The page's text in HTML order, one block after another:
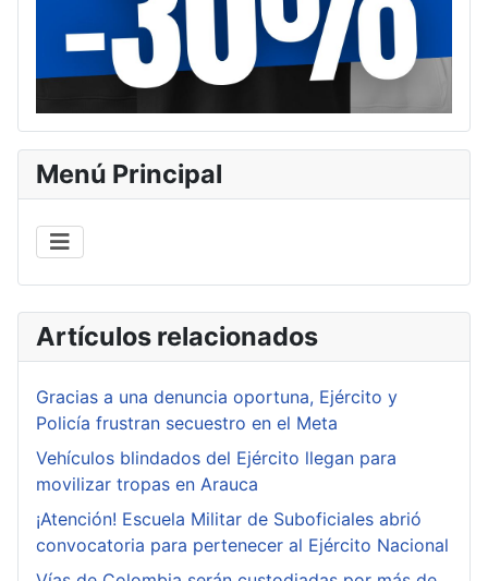
Menú Principal
Artículos relacionados
Gracias a una denuncia oportuna, Ejército y
Policía frustran secuestro en el Meta
Vehículos blindados del Ejército llegan para
movilizar tropas en Arauca
¡Atención! Escuela Militar de Suboficiales abrió
convocatoria para pertenecer al Ejército Nacional